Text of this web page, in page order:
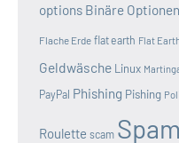
options Binäre Optionen
Flache Erde flat earth Flat
Geldwäsche Linux
PayPal Phishing Pishing
Roulette scam Spam